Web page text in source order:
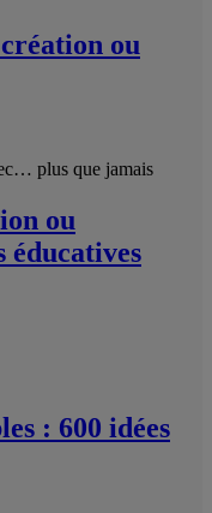
ou
plus que jamais
ou
éducatives
: 600 idées